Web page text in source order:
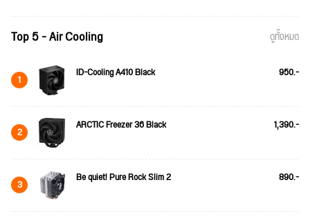
Top 5 - Air Cooling ดูทั้งหมด
1 ID-Cooling A410 Black 950.-
2 ARCTIC Freezer 36 Black 1,390.-
3 Be quiet! Pure Rock Slim 2 890.-